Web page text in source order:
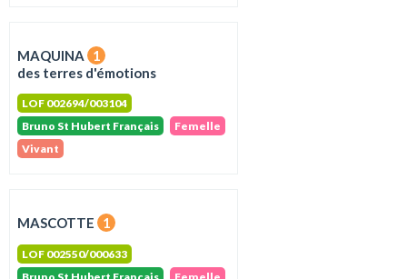
MAQUINA
1
des terres d'émotions
LOF 002694/003104
Bruno St Hubert Français
Femelle
Vivant
MASCOTTE 1
LOF 002550/000633